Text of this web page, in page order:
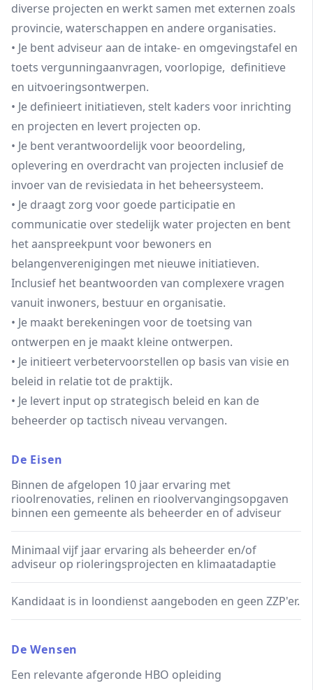
diverse projecten en werkt samen met externen zoals
provincie, waterschappen en andere organisaties.
• Je bent adviseur aan de intake- en omgevingstafel en
toets vergunningaanvragen, voorlopige, definitieve
en uitvoeringsontwerpen.
• Je definieert initiatieven, stelt kaders voor inrichting
en projecten en levert projecten op.
• Je bent verantwoordelijk voor beoordeling,
oplevering en overdracht van projecten inclusief de
invoer van de revisiedata in het beheersysteem.
• Je draagt zorg voor goede participatie en
communicatie over stedelijk water projecten en bent
het aanspreekpunt voor bewoners en
belangenverenigingen met nieuwe initiatieven.
Inclusief het beantwoorden van complexere vragen
vanuit inwoners, bestuur en organisatie.
• Je maakt berekeningen voor de toetsing van
ontwerpen en je maakt kleine ontwerpen.
• Je initieert verbetervoorstellen op basis van visie en
beleid in relatie tot de praktijk.
• Je levert input op strategisch beleid en kan de
beheerder op tactisch niveau vervangen.
De Eisen
Binnen de afgelopen 10 jaar ervaring met
rioolrenovaties, relinen en rioolvervangingsopgaven
binnen een gemeente als beheerder en of adviseur
Minimaal vijf jaar ervaring als beheerder en/of
adviseur op rioleringsprojecten en klimaatadaptie
Kandidaat is in loondienst aangeboden en geen ZZP'er.
De Wensen
Een relevante afgeronde HBO opleiding